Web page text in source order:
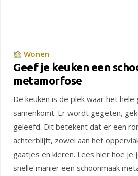
Wonen
Geef je keuken een
metamorfose
De keuken is de plek waar het hele
samenkomt. Er wordt gegeten,
geleefd. Dit betekent dat er een
achterblijft, zowel aan het
gaatjes en kieren. Lees hier hoe je
snelle manier een schoonmaak